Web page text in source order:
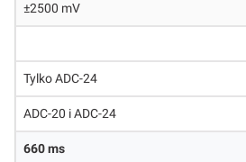
±2500 mV
Tylko ADC-24
ADC-20 i ADC-24
660 ms